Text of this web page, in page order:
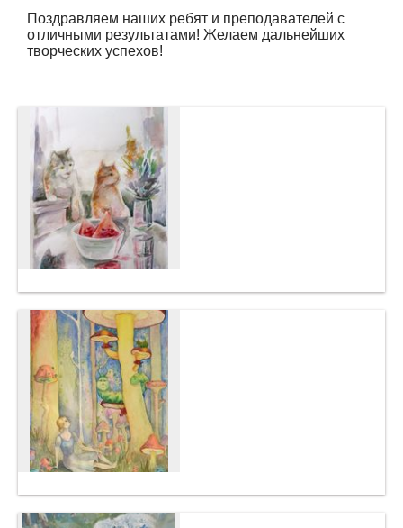
Поздравляем наших ребят и преподавателей с
отличными результатами! Желаем дальнейших
творческих успехов!